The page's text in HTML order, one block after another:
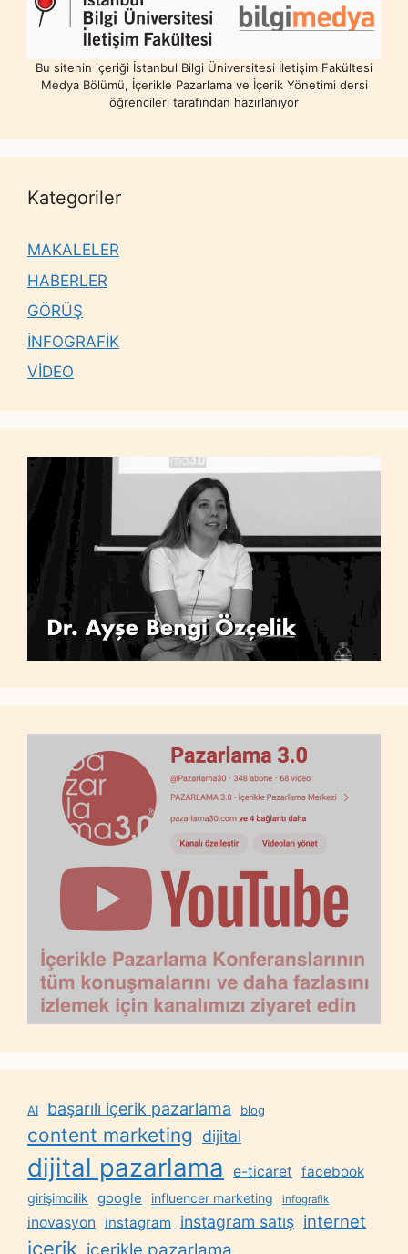
Bu sitenin içeriği İstanbul Bilgi Üniversitesi İletişim Fakültesi
Medya Bölümü, İçerikle Pazarlama ve İçerik Yönetimi dersi
öğrencileri tarafından hazırlanıyor
Kategoriler
MAKALELER
HABERLER
GÖRÜŞ
İNFOGRAFİK
VİDEO
AI başarılı içerik pazarlama blog
content marketing dijital
dijital pazarlama e-ticaret facebook
girişimcilik google influencer marketing infografik
inovasyon instagram instagram satış internet
içerik içerikle pazarlama